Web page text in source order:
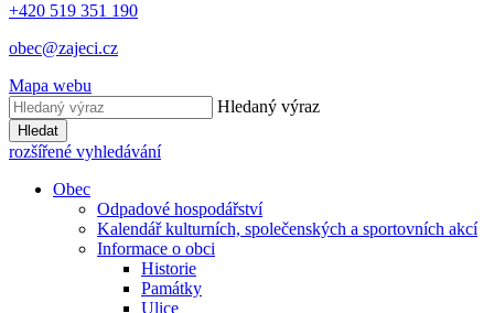
+420 519 351 190
obec@zajeci.cz
Mapa webu
Hledaný výraz
Hledat
rozšířené vyhledávání
Obec
Odpadové hospodářství
Kalendář kulturních, společenských a sportovních akcí
Informace o obci
Historie
Památky
Ulice